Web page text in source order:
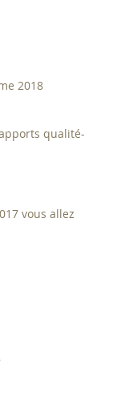
2018
qualité-
vous allez